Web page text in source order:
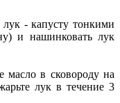
лук - капусту тонкими
и нашинковать лук
масло в сковороду на
лук в течение 3